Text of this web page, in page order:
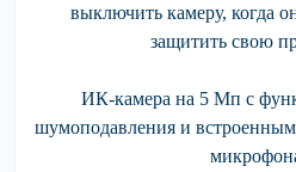
выключить камеру, когда
защитить свою
ИК-камера на 5 Мп с
шумоподавления и